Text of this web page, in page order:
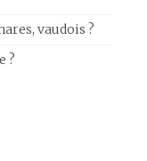
vaudois ?
?